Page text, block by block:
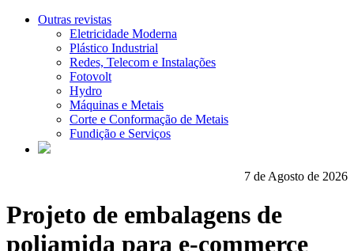
Outras revistas
Eletricidade Moderna
Plástico Industrial
Redes, Telecom e Instalações
Fotovolt
Hydro
Máquinas e Metais
Corte e Conformação de Metais
Fundição e Serviços
7 de Agosto de 2026
Projeto de embalagens de
poliamida para e-commerce